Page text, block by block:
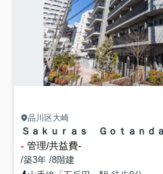
品川区大崎
Ｓａｋｕｒａｓ Ｇｏｔａｎｄａ
- 管理/共益費-
/築3年 /8階建